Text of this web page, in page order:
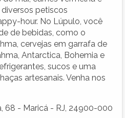
petiscos
hour. No Lúpulo, você
de bebidas, como o
cervejas em garrafa de
Antarctica, Bohemia e
sucos e uma
artesanais. Venha nos
68 - Maricá - RJ, 24900-000